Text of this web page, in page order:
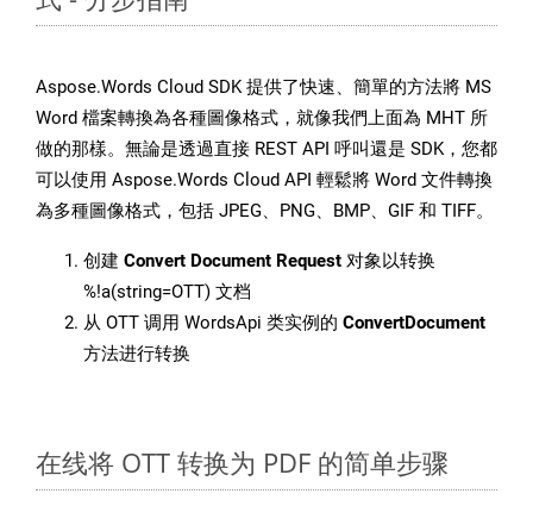
Aspose.Words Cloud SDK 提供了快速、簡單的方法將 MS
Word 檔案轉換為各種圖像格式，就像我們上面為 MHT 所
做的那樣。無論是透過直接 REST API 呼叫還是 SDK，您都
可以使用 Aspose.Words Cloud API 輕鬆將 Word 文件轉換
為多種圖像格式，包括 JPEG、PNG、BMP、GIF 和 TIFF。
创建 Convert Document Request 对象以转换
%!a(string=OTT) 文档
从 OTT 调用 WordsApi 类实例的 ConvertDocument
方法进行转换
在线将 OTT 转换为 PDF 的简单步骤